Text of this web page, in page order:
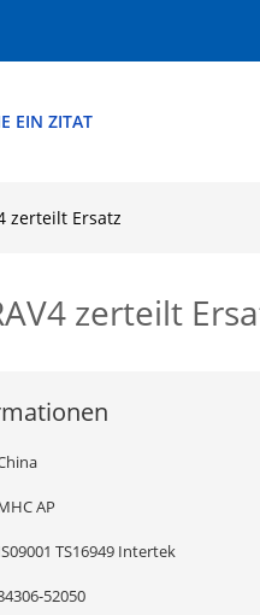
EIN ZITAT
zerteilt Ersatz
zerteilt
AP
TS16949 Intertek
52050